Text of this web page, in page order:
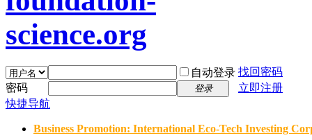
自动登录 找回密码
密码
登录
立即注册
快捷导航
Business Promotion: International Eco-Tech Investing